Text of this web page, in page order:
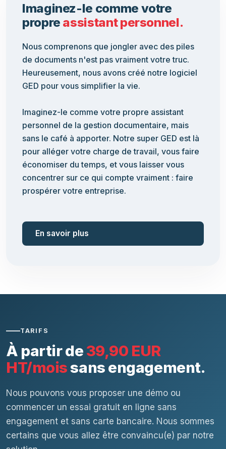
Imaginez-le comme votre
propre assistant personnel.
Nous comprenons que jongler avec des piles
de documents n'est pas vraiment votre truc.
Heureusement, nous avons créé notre logiciel
GED pour vous simplifier la vie.
Imaginez-le comme votre propre assistant
personnel de la gestion documentaire, mais
sans le café à apporter. Notre super GED est là
pour alléger votre charge de travail, vous faire
économiser du temps, et vous laisser vous
concentrer sur ce qui compte vraiment : faire
prospérer votre entreprise.
En savoir plus
TARIFS
À partir de39,90 EUR
HT/moissans engagement.
Nous pouvons vous proposer une démo ou
commencer un essai gratuit en ligne sans
engagement et sans carte bancaire. Nous sommes
certains que vous allez être convaincu(e) par notre